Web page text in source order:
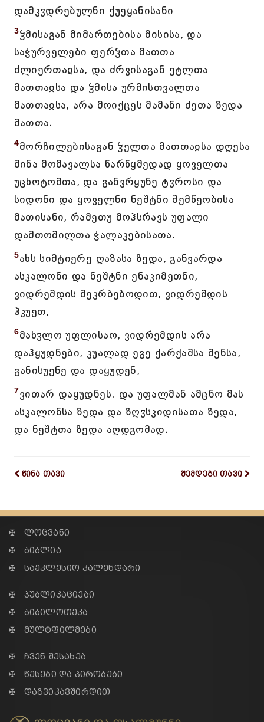
დამკჳდრებულნი ქუეყანისანი
3ჴმისაგან მიმართებისა მისისა, და
საჭურველები ფერჴთა მათთა
ძლიერთაჲსა, და ძრვისაგან ეტლთა
მათთაჲსა და ჴმისა ურმისთვალთა
მათთაჲსა, არა მოიქცეს მამანი ძეთა ზედა
მათთა.
4მორჩილებისაგან ჴელთა მათთაჲსა დღესა
შინა მომავალსა წარწყმედად ყოველთა
უცხოტომთა, და განვრყუნე ტჳროსი და
სიდონი და ყოველნი ნეშტნი შემწეობისა
მათისანი, რამეთუ მოჰსრავს უფალი
დაშთომილთა ჭალაკებისათა.
5ახს სიმტიერე ღაზასა ზედა, განვარდა
ასკალონი და ნეშტნი ენაკიმეთნი,
ვიდრემდის შეკრბებოდით, ვიდრემდის
ჰკუეთ,
6მახჳლო უფლისაო, ვიდრემდის არა
დაჰყუდნები, კუალად ეგე ქარქაშსა შენსა,
განისუენე და დაყუდენ,
7ვითარ დაყუდნეს. და უფალმან ამცნო მას
ასკალონსა ზედა და ზღჳსკიდისათა ზედა,
და ნეშტთა ზედა აღდგომად.
წინა თავი შემდეგი თავი
✠ ლოცვანი
✠ ბიბლია
✠ საეკლესიო კალენდარი
✠ პუბლიკაციები
✠ ბიბილოთეკა
✠ მულტფილმები
✠ ჩვენ შესახებ
✠ წესები და პირობები
✠ დაგვიკავშირდით